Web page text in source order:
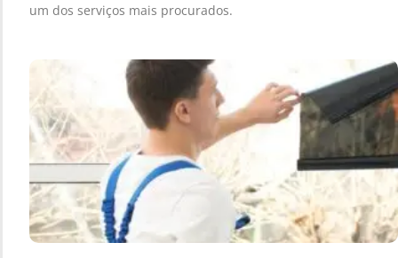
um dos serviços mais procurados.